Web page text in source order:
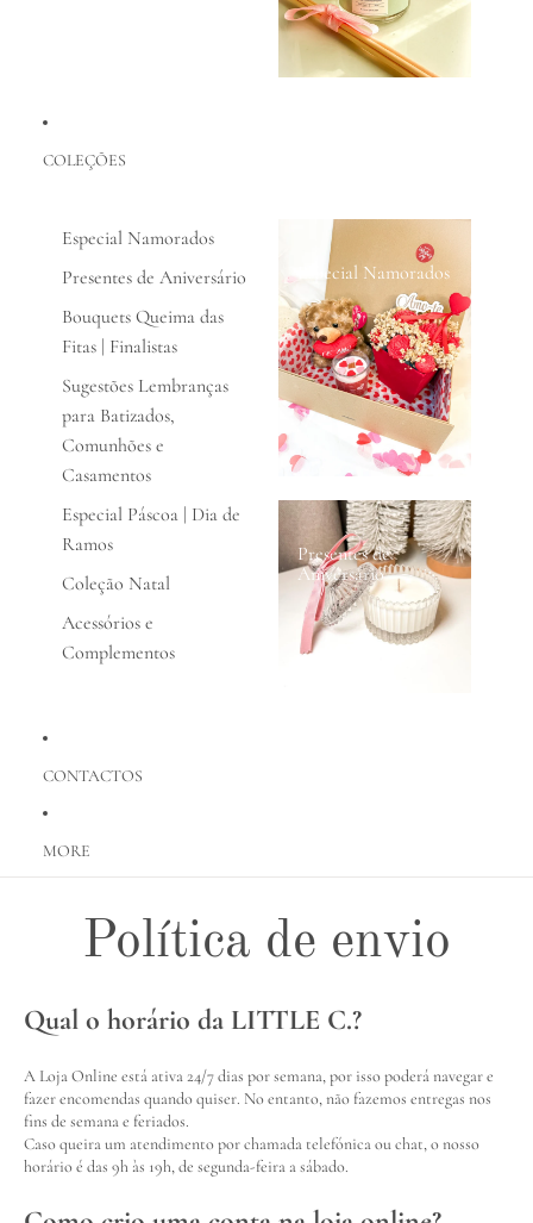
COLEÇÕES
Especial Namorados
Presentes de Aniversário
Bouquets Queima das
Fitas | Finalistas
Sugestões Lembranças
para Batizados,
Comunhões e
Casamentos
Especial Páscoa | Dia de
Ramos
Coleção Natal
Acessórios e
Complementos
Especial Namorados
Presentes de
Aniversário
CONTACTOS
MORE
Política de envio
Qual o horário da LITTLE C.?
A Loja Online está ativa 24/7 dias por semana, por isso poderá navegar e
fazer encomendas quando quiser. No entanto, não fazemos entregas nos
fins de semana e feriados.
Caso queira um atendimento por chamada telefónica ou chat, o nosso
horário é das 9h às 19h, de segunda-feira a sábado.